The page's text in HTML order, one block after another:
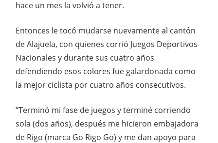
hace un mes la volvió a tener.
Entonces le tocó mudarse nuevamente al cantón
de Alajuela, con quienes corrió Juegos Deportivos
Nacionales y durante sus cuatro años
defendiendo esos colores fue galardonada como
la mejor ciclista por cuatro años consecutivos.
“Terminó mi fase de juegos y terminé corriendo
sola (dos años), después me hicieron embajadora
de Rigo (marca Go Rigo Go) y me dan apoyo para